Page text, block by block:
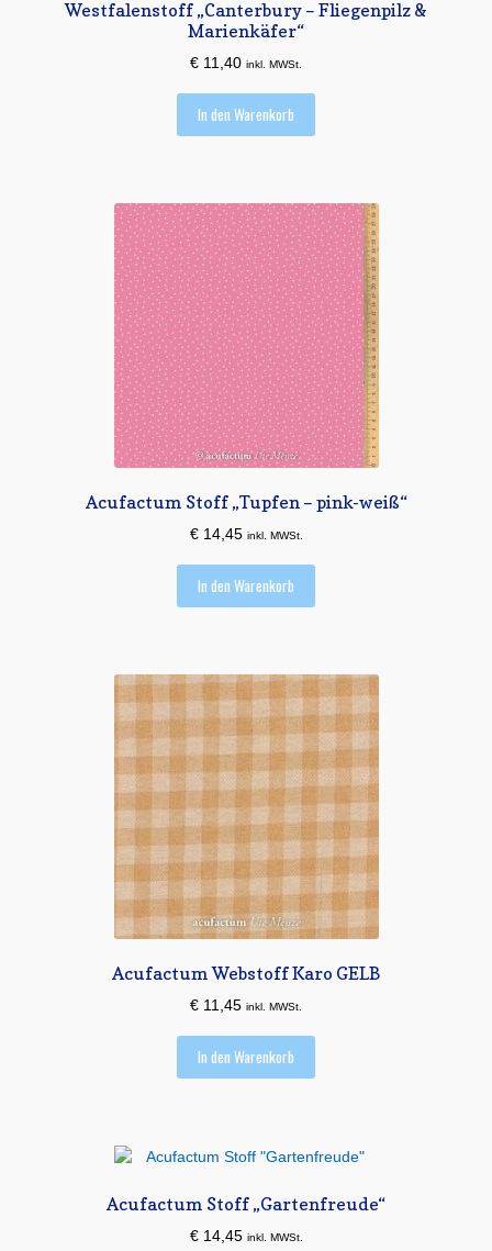
Westfalenstoff „Canterbury – Fliegenpilz &
Marienkäfer“
€ 11,40 inkl. MWSt.
In den Warenkorb
Acufactum Stoff „Tupfen – pink-weiß“
€14,45 inkl. MWSt.
In den Warenkorb
Acufactum Webstoff Karo GELB
€ 11,45 inkl. MWSt.
In den Warenkorb
Acufactum Stoff „Gartenfreude“
€14,45 inkl. MWSt.